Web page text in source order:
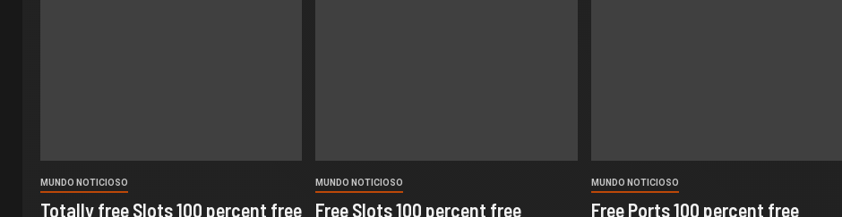
MUNDO NOTICIOSO
Totally free Slots 100 percent free
MUNDO NOTICIOSO
Free Slots 100 percent free
MUNDO NOTICIOSO
Free Ports 100 percent free